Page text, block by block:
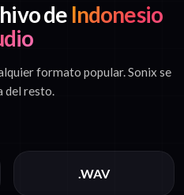
de Indonesio
formato popular. Sonix se
del resto.
.WAV